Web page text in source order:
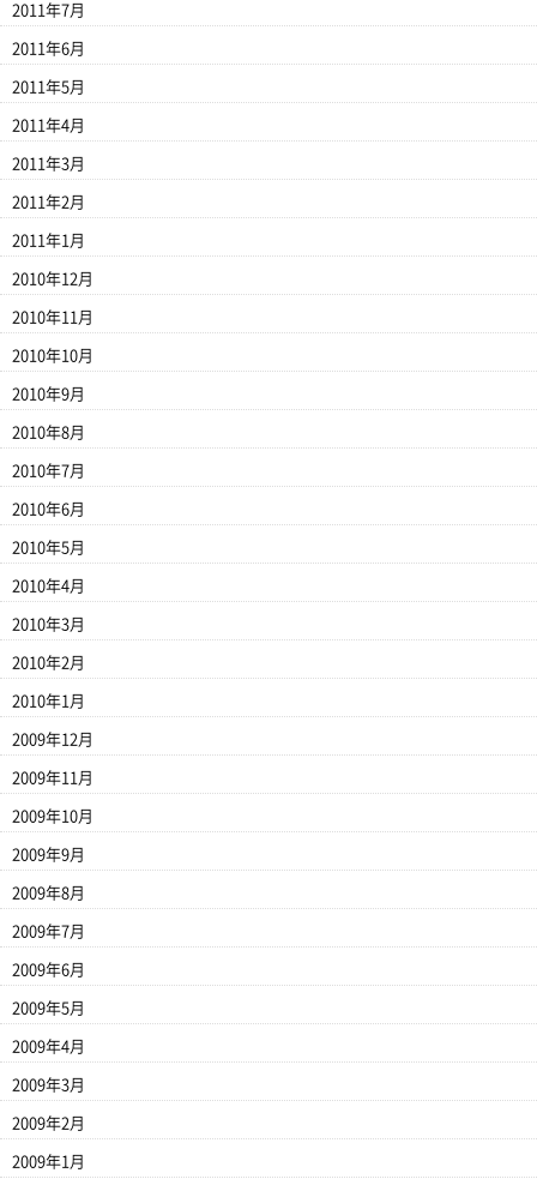
2011年7月
2011年6月
2011年5月
2011年4月
2011年3月
2011年2月
2011年1月
2010年12月
2010年11月
2010年10月
2010年9月
2010年8月
2010年7月
2010年6月
2010年5月
2010年4月
2010年3月
2010年2月
2010年1月
2009年12月
2009年11月
2009年10月
2009年9月
2009年8月
2009年7月
2009年6月
2009年5月
2009年4月
2009年3月
2009年2月
2009年1月